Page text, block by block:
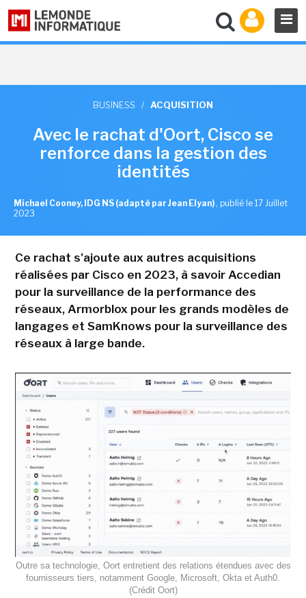
BUSINESS / ACQUISITION
Avec le rachat d'Oort, Cisco se
renforce dans la gestion des
identités
Michael Cooney, IDG NS (adapté par Jean Elyan) , publié le 17 Juillet
2023
Ce rachat s'ajoute aux autres acquisitions
réalisées par Cisco en 2023, à savoir Accedian
pour la surveillance de la performance des
réseaux, Armorblox pour les grands modèles de
langages et SamKnows pour la surveillance des
réseaux à large bande.
Outre sa technologie, Oort entretient des relations étendues avec des
fournisseurs tiers, notamment Google, Microsoft, Okta et Auth0.
(Crédit Oort)